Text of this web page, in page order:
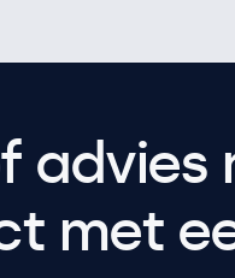
advies
met